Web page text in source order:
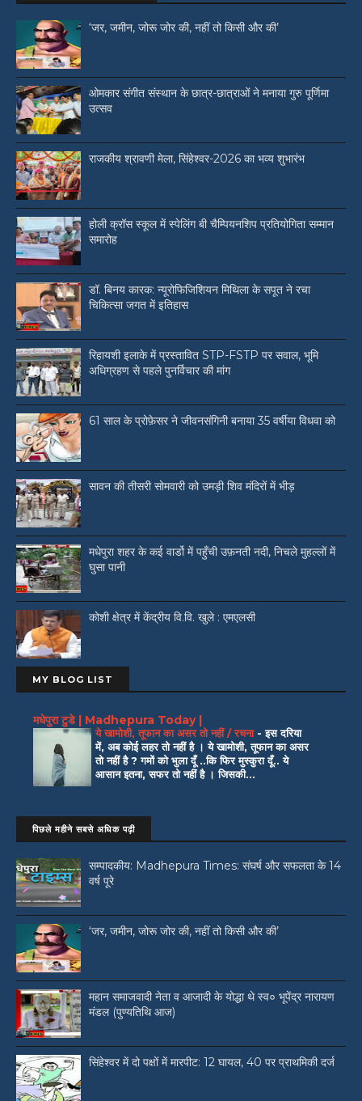
‘जर, जमीन, जोरू जोर की, नहीं तो किसी और की’
ओमकार संगीत संस्थान के छात्र-छात्राओं ने मनाया गुरु पूर्णिमा
उत्सव
राजकीय श्रावणी मेला, सिंहेश्वर-2026 का भव्य शुभारंभ
होली क्रॉस स्कूल में स्पेलिंग बी चैम्पियनशिप प्रतियोगिता सम्मान
समारोह
डॉ. बिनय कारक: न्यूरोफिजिशियन मिथिला के सपूत ने रचा
चिकित्सा जगत में इतिहास
रिहायशी इलाके में प्रस्तावित STP-FSTP पर सवाल, भूमि
अधिग्रहण से पहले पुनर्विचार की मांग
61 साल के प्रोफ़ेसर ने जीवनसंगिनी बनाया 35 वर्षीया विधवा को
सावन की तीसरी सोमवारी को उमड़ी शिव मंदिरों में भीड़
मधेपुरा शहर के कई वार्डो में पहुँची उफ़नती नदी, निचले मुहल्लों में
घुसा पानी
कोशी क्षेत्र में केंद्रीय वि.वि. खुले : एमएलसी
MY BLOG LIST
मधेपुरा टुडे | Madhepura Today |
ये खामोशी, तूफान का असर तो नहीं / रचना -इस दरिया
में, अब कोई लहर तो नहीं है । ये खामोशी, तूफान का असर
तो नहीं है ? गमों को भुला दूँ ..कि फिर मुस्कुरा दूँ.. ये
आसान इतना, सफर तो नहीं है । जिसकी...
पिछले महीने सबसे अधिक पढ़ी
सम्पादकीय: Madhepura Times: संघर्ष और सफलता के 14
वर्ष पूरे
‘जर, जमीन, जोरू जोर की, नहीं तो किसी और की’
महान समाजवादी नेता व आजादी के योद्धा थे स्व० भूपेंद्र नारायण
मंडल (पुण्यतिथि आज)
सिंहेश्वर में दो पक्षों में मारपीट: 12 घायल, 40 पर प्राथमिकी दर्ज